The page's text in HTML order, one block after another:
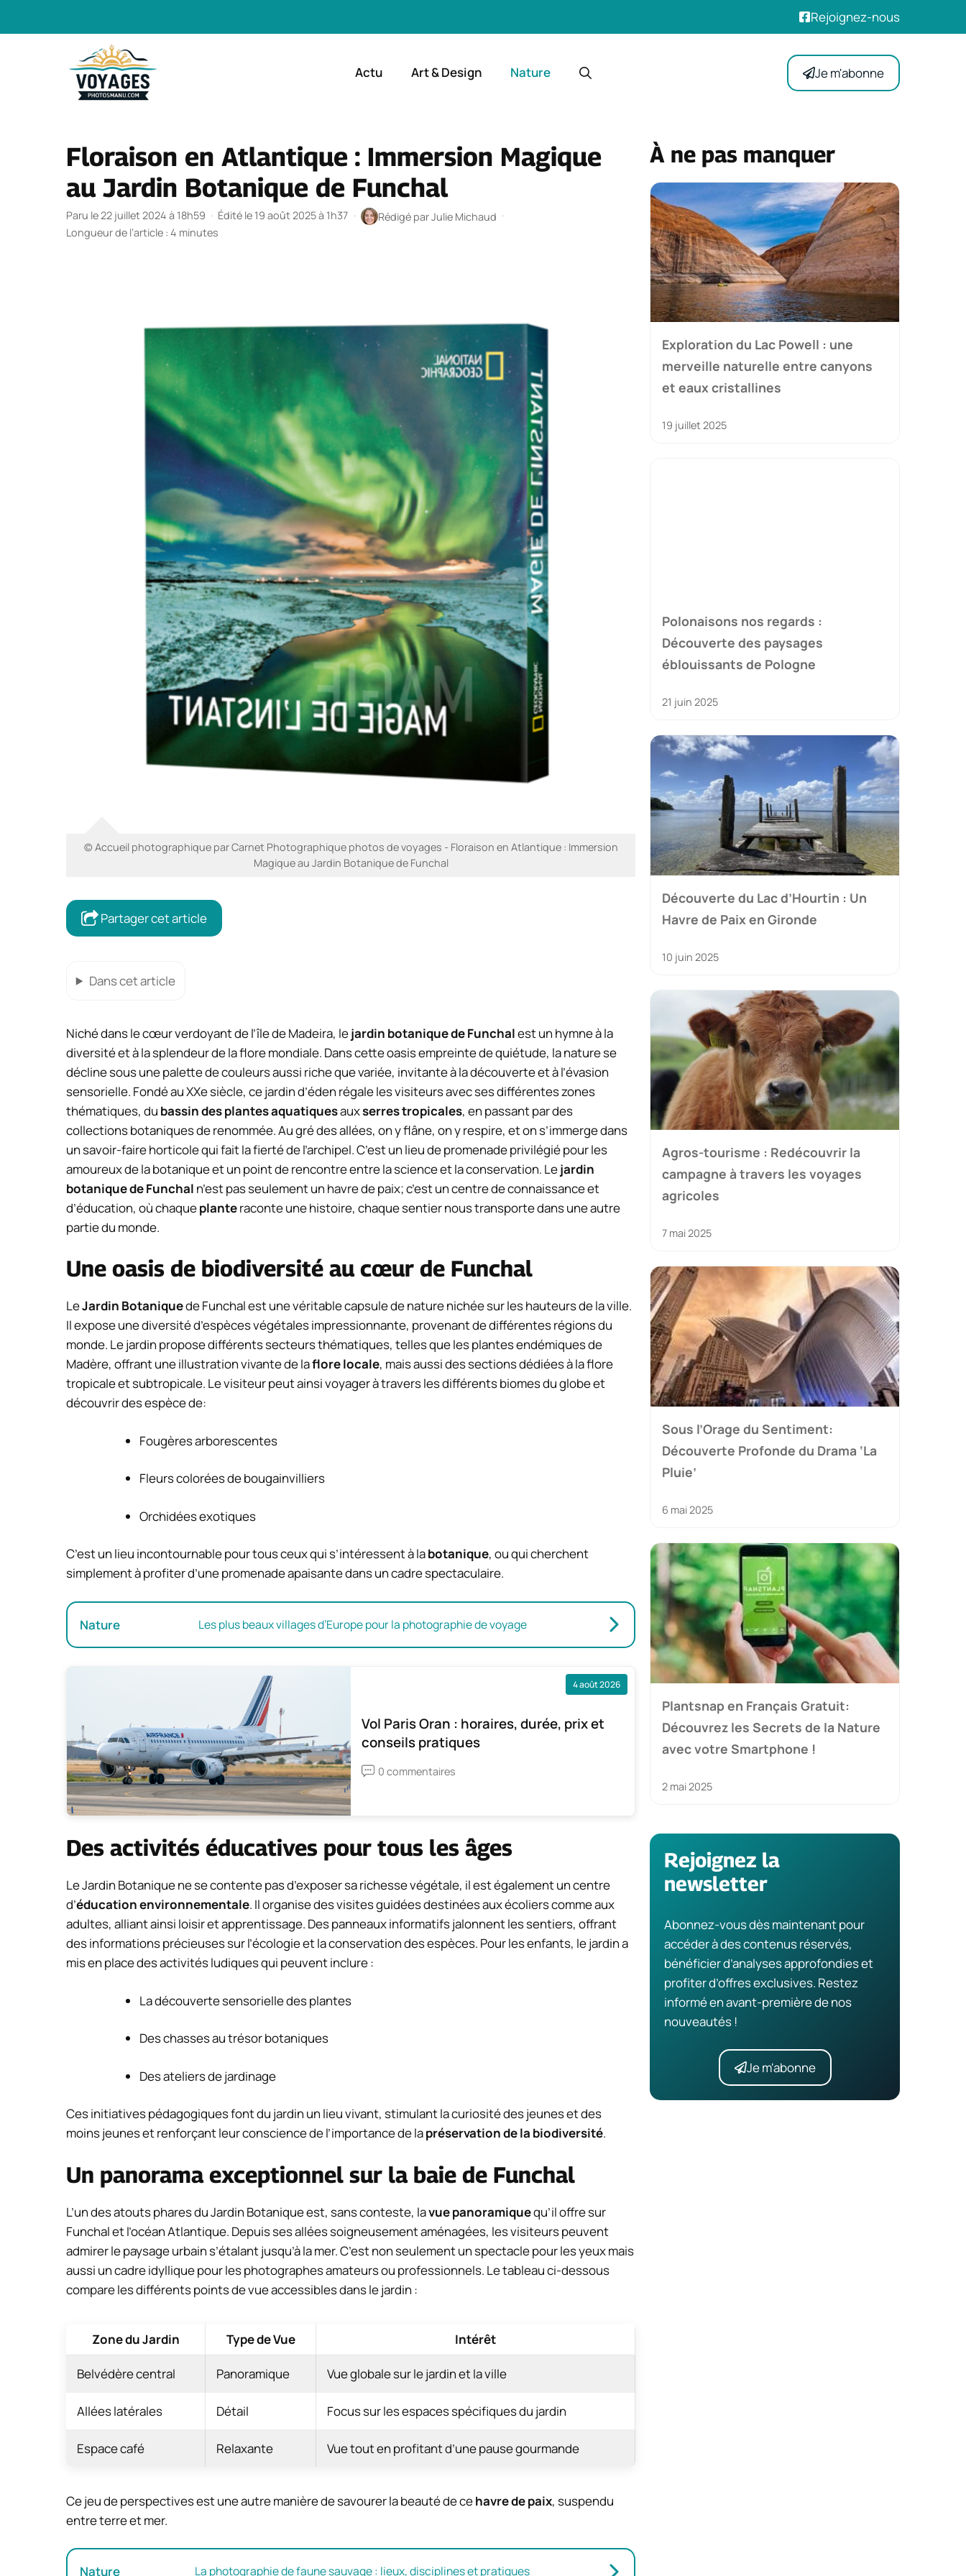
Rejoignez-nous
Actu Art & Design Nature Je m'abonne
Floraison en Atlantique : Immersion Magique
au Jardin Botanique de Funchal
Paru le 22 juillet 2024 à 18h59 · Édité le 19 août 2025 à 1h37 · Rédigé parJulie Michaud ·
Longueur de l’article : 4 minutes
© Accueil photographique par Carnet Photographique photos de voyages - Floraison en Atlantique : Immersion
Magique au Jardin Botanique de Funchal
Partager cet article
Dans cet article
Niché dans le cœur verdoyant de l’île de Madeira, lejardin botanique de Funchalest un hymne à la
diversité et à la splendeur de la flore mondiale. Dans cette oasis empreinte de quiétude, la nature se
décline sous une palette de couleurs aussi riche que variée, invitante à la découverte et à l’évasion
sensorielle. Fondé au XXe siècle, ce jardin d’éden régale les visiteurs avec ses différentes zones
thématiques, du bassin des plantes aquatiquesauxserres tropicales, en passant par des
collections botaniques de renommée. Au gré des allées, on y flâne, on y respire, et on s’immerge dans
un savoir-faire horticole qui fait la fierté de l’archipel. C’est un lieu de promenade privilégié pour les
amoureux de la botanique et un point de rencontre entre la science et la conservation. Lejardin
botanique de Funchal n’est pas seulement un havre de paix; c’est un centre de connaissance et
d’éducation, où chaqueplanteraconte une histoire, chaque sentier nous transporte dans une autre
partie du monde.
Une oasis de biodiversité au cœur de Funchal
LeJardin Botaniquede Funchal est une véritable capsule de nature nichée sur les hauteurs de la ville.
Il expose une diversité d’espèces végétales impressionnante, provenant de différentes régions du
monde. Le jardin propose différents secteurs thématiques, telles que les plantes endémiques de
Madère, offrant une illustration vivante de laflore locale, mais aussi des sections dédiées à la flore
tropicale et subtropicale. Le visiteur peut ainsi voyager à travers les différents biomes du globe et
découvrir des espèce de:
Fougères arborescentes
Fleurs colorées de bougainvilliers
Orchidées exotiques
C’est un lieu incontournable pour tous ceux qui s’intéressent à labotanique, ou qui cherchent
simplement à profiter d’une promenade apaisante dans un cadre spectaculaire.
Nature Les plus beaux villages d’Europe pour la photographie de voyage
4 août 2026
Vol Paris Oran : horaires, durée, prix et
conseils pratiques
0 commentaires
Des activités éducatives pour tous les âges
Le Jardin Botanique ne se contente pas d’exposer sa richesse végétale, il est également un centre
d’éducation environnementale. Il organise des visites guidées destinées aux écoliers comme aux
adultes, alliant ainsi loisir et apprentissage. Des panneaux informatifs jalonnent les sentiers, offrant
des informations précieuses sur l’écologie et la conservation des espèces. Pour les enfants, le jardin a
mis en place des activités ludiques qui peuvent inclure :
La découverte sensorielle des plantes
Des chasses au trésor botaniques
Des ateliers de jardinage
Ces initiatives pédagogiques font du jardin un lieu vivant, stimulant la curiosité des jeunes et des
moins jeunes et renforçant leur conscience de l’importance de lapréservation de la biodiversité.
Un panorama exceptionnel sur la baie de Funchal
L’un des atouts phares du Jardin Botanique est, sans conteste, lavue panoramiquequ’il offre sur
Funchal et l’océan Atlantique. Depuis ses allées soigneusement aménagées, les visiteurs peuvent
admirer le paysage urbain s’étalant jusqu’à la mer. C’est non seulement un spectacle pour les yeux mais
aussi un cadre idyllique pour les photographes amateurs ou professionnels. Le tableau ci-dessous
compare les différents points de vue accessibles dans le jardin :
Zone du Jardin Type de Vue Intérêt
Belvédère central Panoramique Vue globale sur le jardin et la ville
Allées latérales Détail Focus sur les espaces spécifiques du jardin
Espace café Relaxante Vue tout en profitant d’une pause gourmande
Ce jeu de perspectives est une autre manière de savourer la beauté de cehavre de paix, suspendu
entre terre et mer.
Nature La photographie de faune sauvage : lieux, disciplines et pratiques
À ne pas manquer
Exploration du Lac Powell : une
merveille naturelle entre canyons
et eaux cristallines
19 juillet 2025
Polonaisons nos regards :
Découverte des paysages
éblouissants de Pologne
21 juin 2025
Découverte du Lac d’Hourtin : Un
Havre de Paix en Gironde
10 juin 2025
Agros-tourisme : Redécouvrir la
campagne à travers les voyages
agricoles
7 mai 2025
Sous l’Orage du Sentiment:
Découverte Profonde du Drama ‘La
Pluie’
6 mai 2025
Plantsnap en Français Gratuit:
Découvrez les Secrets de la Nature
avec votre Smartphone !
2 mai 2025
Rejoignez la
newsletter
Abonnez-vous dès maintenant pour
accéder à des contenus réservés,
bénéficier d’analyses approfondies et
profiter d’offres exclusives. Restez
informé en avant-première de nos
nouveautés !
Je m'abonne